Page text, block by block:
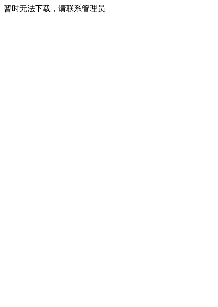
暂时无法下载，请联系管理员！